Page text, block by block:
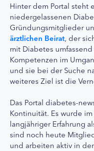
Hinter dem Portal steht
niedergelassenen
Gründungsmitglieder
ärztlichen Beirat, der
mit Diabetes
Kompetenzen im
und sie bei der Suche
weiteres Ziel ist die
Das Portal diabetes-
Kontinuität. Es wurde
langjähriger Erfahrung
sind noch heute
und arbeiten aktiv in